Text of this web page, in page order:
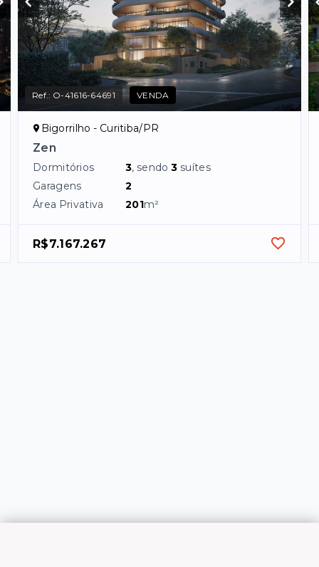
Ref.: O-41616-64691 VENDA
Bigorrilho - Curitiba/PR
Zen
Dormitórios 3, sendo3 suítes
Garagens
2
Área Privativa
201m²
R$7.167.267